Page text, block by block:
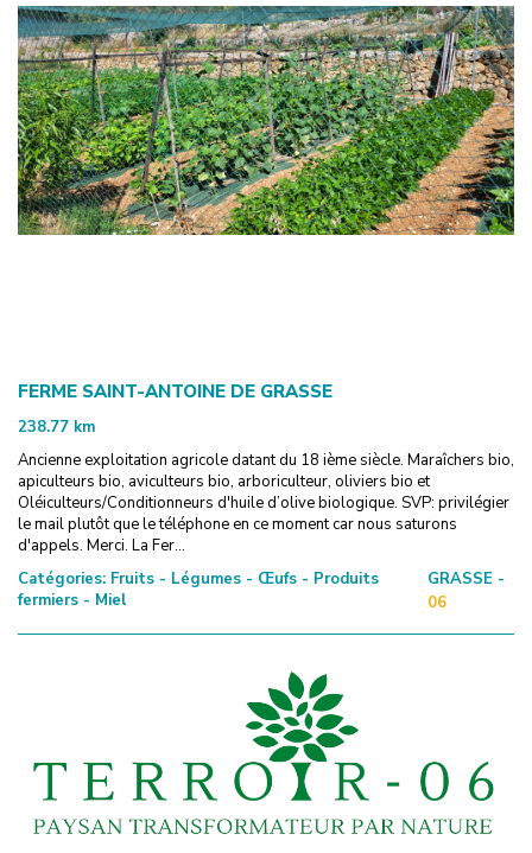
FERME SAINT-ANTOINE DE GRASSE
238.77 km
Ancienne exploitation agricole datant du 18 ième siècle. Maraîchers bio,
apiculteurs bio, aviculteurs bio, arboriculteur, oliviers bio et
Oléiculteurs/Conditionneurs d'huile d’olive biologique. SVP: privilégier
le mail plutôt que le téléphone en ce moment car nous saturons
d'appels. Merci. La Fer...
Catégories: Fruits - Légumes - Œufs - Produits
fermiers - Miel
GRASSE -
06